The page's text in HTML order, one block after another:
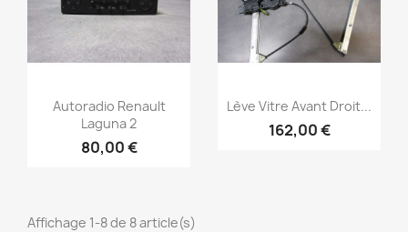
Aperçu rapide
Autoradio Renault
Laguna 2
80,00 €
Aperçu rapide
Lève Vitre Avant Droit...
162,00 €
Affichage 1-8 de 8 article(s)